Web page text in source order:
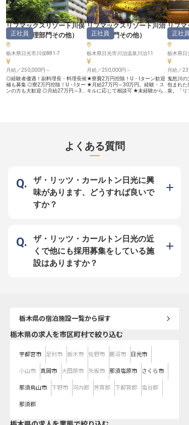
かい職
タッフが
境づくり
身寮を完
という費
るため
す。 総
フロント
ストラン
業務と管
プを目
応援し、
とを楽
年03月
リブマックスリゾート川俣
温泉（調理部門その他）
正社員
栃木県日光市川俣881-7
月給／250,000円～
◎経験者優遇！副料理長・料理長候
補も募集 ◎寮2万円控除！U・Iター
ンの方も大歓迎 ◎月給27万円～30
かした料理を、ご宿泊のお客様にご
提供する仕事です。調理補助からス
てポジション・待遇を柔軟にご相談
可能です。 ■安定企業ならでは！働
きやすさを追求したサポート体制
1998年に不動産仲介から始め、今
ではホテルやマンション、飲食と幅
広く事業を展開している「リブマッ
を抑制する体制も力を入れているた
め、心にゆとりを持って料理と向き
合うことができます。幅広いスキル
を身に付けて、充実した昇給・昇
格・キャリアアップ制度で思う存分
成長してください！
リブマックスリゾート川治
（調理部門その他）
正社員
栃木県日光市川治温泉川治11
月給／250,000円～
★寮費2万円控除！U・Iターン歓迎
★月給27万円～30万円。経験・ス
キルに応じて相談可 ★未経験から
らではの食材と、現代的なリゾート
の快適さが調和した空間で、お客様
の特別なひとときを演出する料理を
て副料理長・料理長候補までキャリ
アパスが広がります。経験豊富な方
は、ご経験に応じてポジション・待
遇を柔軟にご相談可能です。 ＜安
います。社員寮は2万円控除（水
道・光熱費のみ自己負担）！過度な
残業を抑制する体制も力を入れてい
るため、心にゆとりを持って料理と
向き合うことができます。幅広いス
キルを身に付けて、充実した昇給・
リブマ
（フロ
正社員
栃木県日
月給／
鬼怒川の
包まれた
泉。「リ
定 ＜好待遇でモチベーションアッ
制度な
で、実践
よくある質問
ザ・リッツ・カールトン日光に興
味があります、どうすれば良いで
すか？
ザ・リッツ・カールトン日光の近
くで他にも採用募集をしている施
設はありますか？
栃木県の宿泊施設一覧から探す
栃木県の求人を市区町村で絞り込む
宇都宮市 足利市 栃木市 佐野市 鹿沼市 日光市
小山市 真岡市 大田原市 矢板市 那須塩原市 さくら市
那須烏山市 下野市 河内郡 芳賀郡 下都賀郡 塩谷郡
那須郡